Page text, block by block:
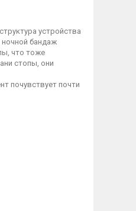
устройства
бандаж
что тоже
стопы, они
почувствует почти